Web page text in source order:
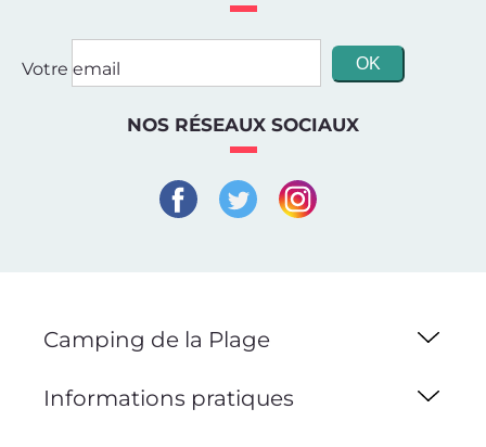
Votre email
NOS RÉSEAUX SOCIAUX
Camping de la Plage
Informations pratiques